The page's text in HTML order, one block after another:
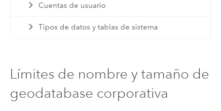
Cuentas de usuario
Tipos de datos y tablas de sistema
Límites de nombre y tamaño de
geodatabase corporativa